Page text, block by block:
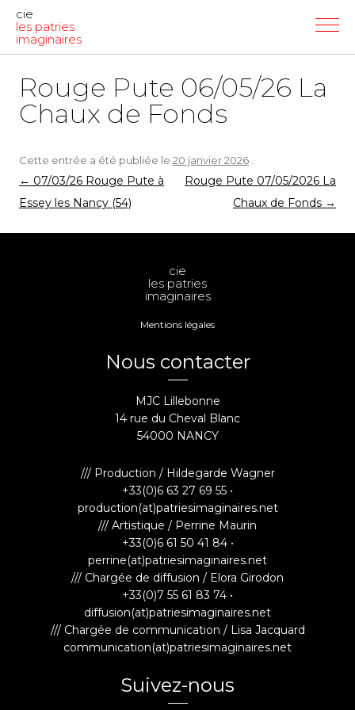
cie
les patries
imaginaires
Rouge Pute 06/05/26 La
Chaux de Fonds
Cette entrée a été publiée le 20 janvier 2026
Navigation
des
articles
← 07/03/26 Rouge Pute à
Essey les Nancy (54)
Rouge Pute 07/05/2026 La
Chaux de Fonds →
cie
les patries
imaginaires
Mentions légales
Nous contacter
MJC Lillebonne
14 rue du Cheval Blanc
54000 NANCY
/// Production / Hildegarde Wagner
+33(0)6 63 27 69 55 •
production(at)patriesimaginaires.net
/// Artistique / Perrine Maurin
+33(0)6 61 50 41 84 •
perrine(at)patriesimaginaires.net
/// Chargée de diffusion / Elora Girodon
+33(0)7 55 61 83 74 •
diffusion(at)patriesimaginaires.net
/// Chargée de communication / Lisa Jacquard
communication(at)patriesimaginaires.net
Suivez-nous